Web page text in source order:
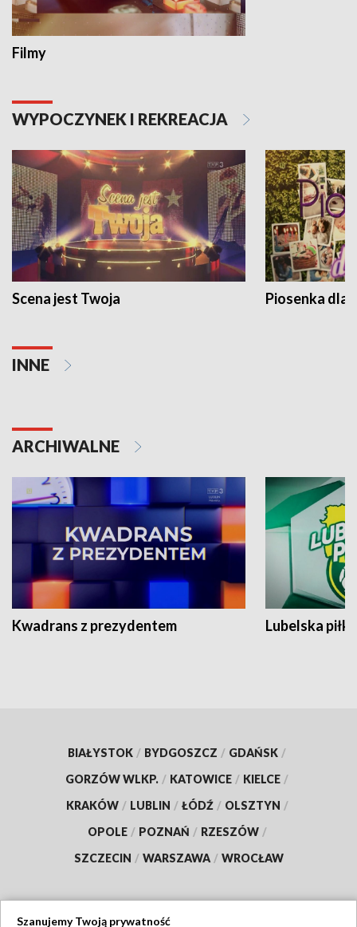
Filmy
WYPOCZYNEK I REKREACJA
Scena jest Twoja Piosenka dla
INNE
ARCHIWALNE
Kwadrans z prezydentem Lubelska piłka
BIAŁYSTOK / BYDGOSZCZ / GDAŃSK /
GORZÓW WLKP. / KATOWICE / KIELCE /
KRAKÓW / LUBLIN / ŁÓDŹ / OLSZTYN /
OPOLE / POZNAŃ / RZESZÓW /
SZCZECIN / WARSZAWA / WROCŁAW
Szanujemy Twoją prywatność